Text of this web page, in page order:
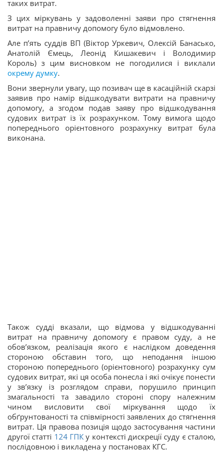
таких витрат.
З цих міркувань у задоволенні заяви про стягнення
витрат на правничу допомогу було відмовлено.
Але пʼять суддів ВП (Віктор Уркевич, Олексій Банасько,
Анатолій Ємець, Леонід Кишакевич і Володимир
Король) з цим висновком не погодилися і виклали
окрему думку.
Вони звернули увагу, що позивач ще в касаційній скарзі
заявив про намір відшкодувати витрати на правничу
допомогу, а згодом подав заяву про відшкодування
судових витрат із їх розрахунком. Тому вимога щодо
попереднього орієнтовного розрахунку витрат була
виконана.
Також судді вказали, що відмова у відшкодуванні
витрат на правничу допомогу є правом суду, а не
обов’язком, реалізація якого є наслідком доведення
стороною обставин того, що неподання іншою
стороною попереднього (орієнтовного) розрахунку сум
судових витрат, які ця особа понесла і які очікує понести
у зв’язку із розглядом справи, порушило принцип
змагальності та завадило стороні спору належним
чином висловити свої міркування щодо їх
обґрунтованості та співмірності заявлених до стягнення
витрат. Ця правова позиція щодо застосування частини
другої статті 124 ГПК у контексті дискреції суду є сталою,
послідовною і викладена у постановах КГС.